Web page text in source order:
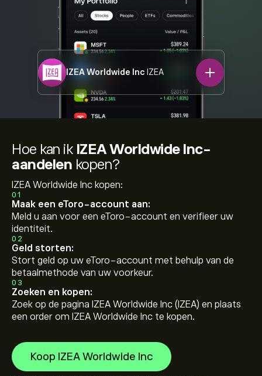
IZEA Worldwide Inc IZEA
Hoe kan ik IZEA Worldwide Inc-
aandelen kopen?
IZEA Worldwide Inc kopen:
01
Maak een eToro-account aan:
Meld u aan voor een eToro-account en verifieer uw
identiteit.
02
Geld storten:
Stort geld op uw eToro-account met behulp van de
betaalmethode van uw voorkeur.
03
Zoeken en kopen:
Zoek op de pagina IZEA Worldwide Inc (IZEA) en plaats
een order om IZEA Worldwide Inc te kopen.
Koop IZEA Worldwide Inc